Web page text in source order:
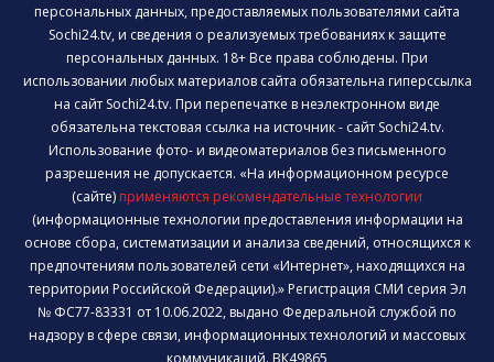
персональных данных, предоставляемых пользователями сайта
Sochi24.tv, и сведения о реализуемых требованиях к защите
персональных данных. 18+ Все права соблюдены. При
использовании любых материалов сайта обязательна гиперссылка
на сайт Sochi24.tv. При перепечатке в неэлектронном виде
обязательна текстовая ссылка на источник - сайт Sochi24.tv.
Использование фото- и видеоматериалов без письменного
разрешения не допускается. «На информационном ресурсе
(сайте) применяются рекомендательные технологии
(информационные технологии предоставления информации на
основе сбора, систематизации и анализа сведений, относящихся к
предпочтениям пользователей сети «Интернет», находящихся на
территории Российской Федерации).» Регистрация СМИ серия Эл
№ ФС77-83331 от 10.06.2022, выдано Федеральной службой по
надзору в сфере связи, информационных технологий и массовых